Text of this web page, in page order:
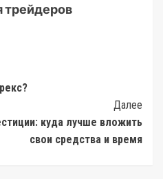
трейдеров
Далее
куда лучше вложить
свои средства и время